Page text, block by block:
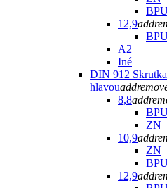
12,9add
A2
Iné
DIN 912
hlavouadd
8,8add
ZN
10,9add
ZN
12,9add